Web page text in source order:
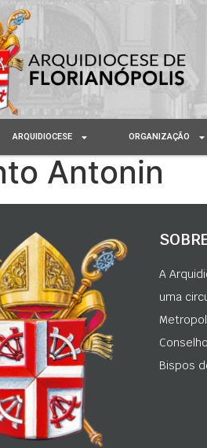
ARQUIDIOCESE ORGANIZAÇÃO
Antonin
A
uma
Bispos